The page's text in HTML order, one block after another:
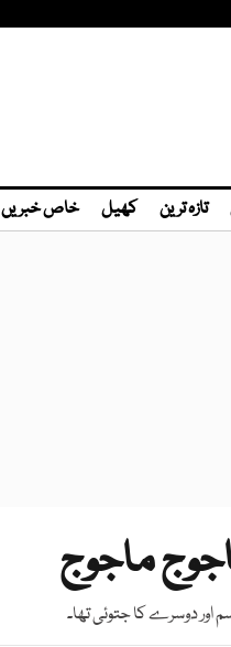
تازہ ترین کھیل خاص خبریں
ماجوج
اور دوسرے کا جتوئی تھا۔